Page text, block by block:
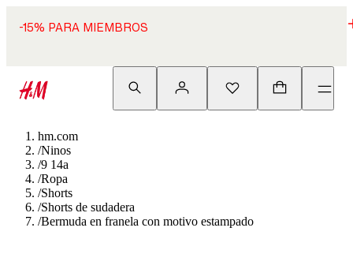
-15% PARA MIEMBROS
hm.com
/Ninos
/9 14a
/Ropa
/Shorts
/Shorts de sudadera
/Bermuda en franela con motivo estampado